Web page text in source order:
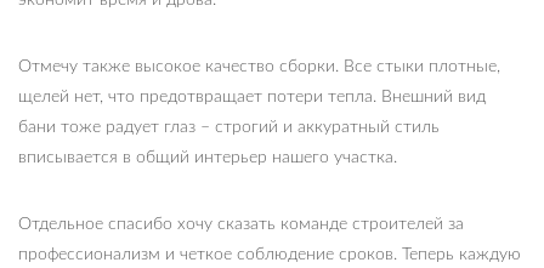
Отмечу также высокое качество сборки. Все стыки плотные,
щелей нет, что предотвращает потери тепла. Внешний вид
бани тоже радует глаз – строгий и аккуратный стиль
вписывается в общий интерьер нашего участка.
Отдельное спасибо хочу сказать команде строителей за
профессионализм и четкое соблюдение сроков. Теперь каждую